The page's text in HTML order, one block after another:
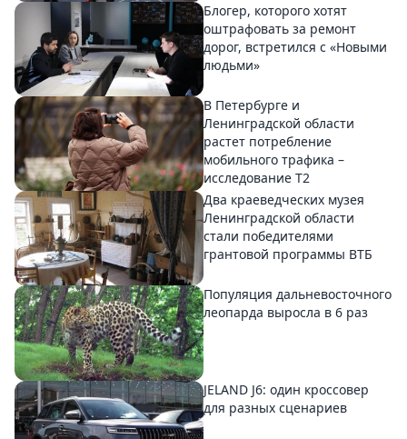
Блогер, которого хотят
оштрафовать за ремонт
дорог, встретился с «Новыми
людьми»
В Петербурге и
Ленинградской области
растет потребление
мобильного трафика –
исследование T2
Два краеведческих музея
Ленинградской области
стали победителями
грантовой программы ВТБ
Популяция дальневосточного
леопарда выросла в 6 раз
JELAND J6: один кроссовер
для разных сценариев